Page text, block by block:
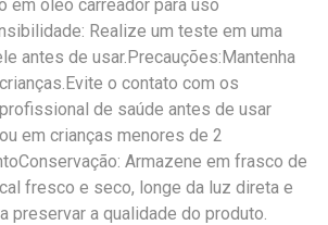
em óleo carreador para uso
Realize um teste em uma
antes de usar.Precauções:Mantenha
o contato com os
de saúde antes de usar
em crianças menores de 2
Armazene em frasco de
fresco e seco, longe da luz direta e
preservar a qualidade do produto.